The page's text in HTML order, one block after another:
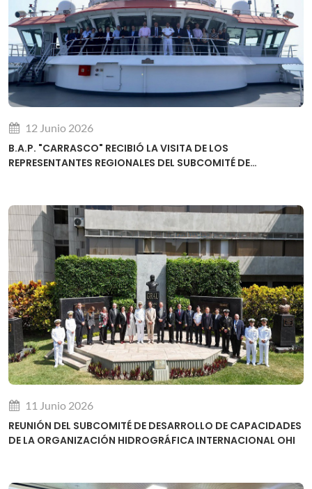
12 Junio 2026
B.A.P. "CARRASCO" RECIBIÓ LA VISITA DE LOS
REPRESENTANTES REGIONALES DEL SUBCOMITÉ DE
11 Junio 2026
REUNIÓN DEL SUBCOMITÉ DE DESARROLLO DE CAPACIDADES
DE LA ORGANIZACIÓN HIDROGRÁFICA INTERNACIONAL OHI